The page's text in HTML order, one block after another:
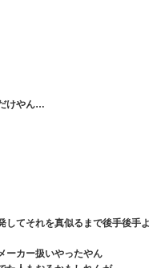
けやん…
してそれを真似るまで後手後手よ
ーカー扱いやったやん